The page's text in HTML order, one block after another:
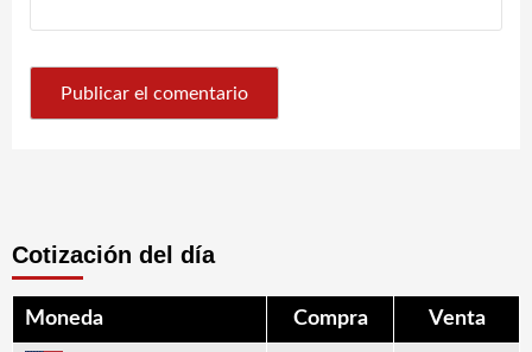
Cotización del día
Moneda Compra Venta